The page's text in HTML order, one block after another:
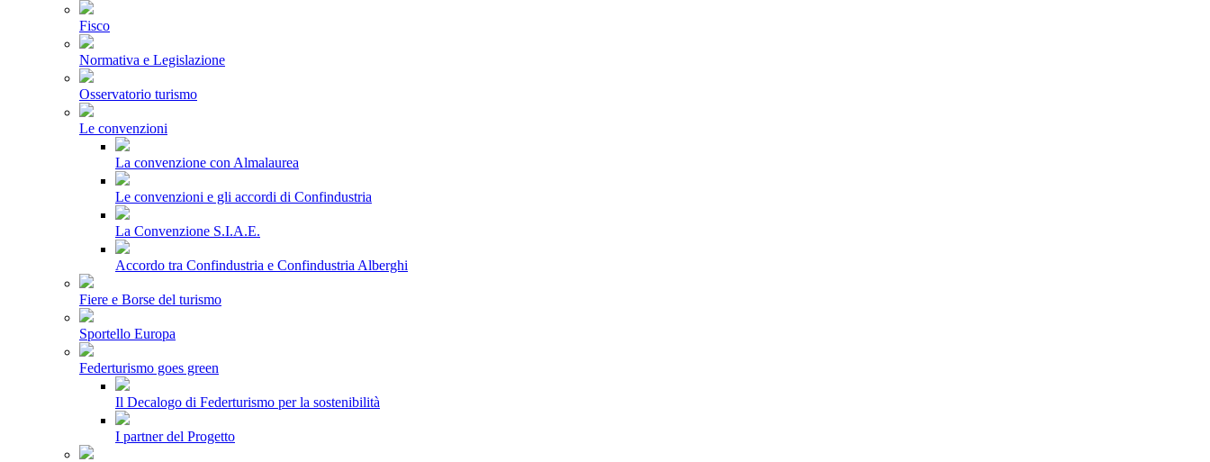
Fisco
Normativa e Legislazione
Osservatorio turismo
Le convenzioni
La convenzione con Almalaurea
Le convenzioni e gli accordi di Confindustria
La Convenzione S.I.A.E.
Accordo tra Confindustria e Confindustria Alberghi
Fiere e Borse del turismo
Sportello Europa
Federturismo goes green
Il Decalogo di Federturismo per la sostenibilità
I partner del Progetto